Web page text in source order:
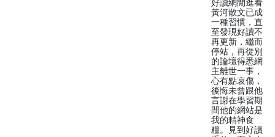
好讀網閒逛看
黃河散文已成
一種習慣，直
至發現好讀不
再更新，繼而
停站，再從別
的論壇得悉網
主離世一事，
心有點哀傷，
後悔未曾跟他
言謝在學習期
間他的網站是
我的精神食
糧。見到好讀